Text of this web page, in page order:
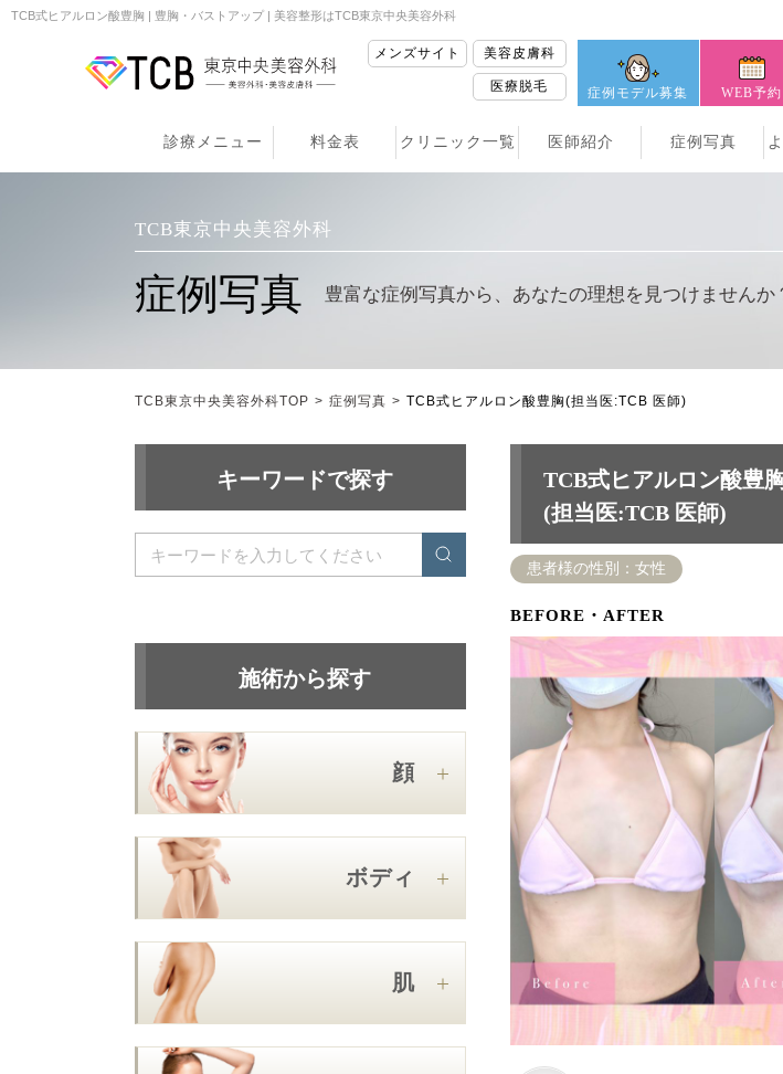
TCB式ヒアルロン酸豊胸 | 豊胸・バストアップ | 美容整形はTCB東京中央美容外科
メンズサイト 美容皮膚科
医療脱毛 症例モデル募集 WEB予約
診療メニュー 料金表 クリニック一覧 医師紹介 症例写真
TCB東京中央美容外科
症例写真 豊富な症例写真から、 あなたの理想を見つけませんか
TCB東京中央美容外科TOP > 症例写真 > TCB式ヒアルロン酸豊胸(担当医:TCB 医師)
キーワードで探す
施術から探す
顔
ボディ
肌
TCB式ヒアルロン酸豊
(担当医:TCB 医師)
患者様の性別：女性
BEFORE・AFTER